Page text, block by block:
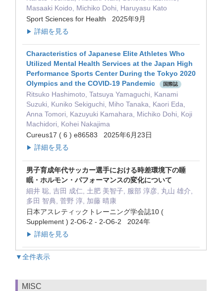
Masaaki Koido, Michiko Dohi, Haruyasu Kato
Sport Sciences for Health 2025年9月
▶ 詳細を見る
Characteristics of Japanese Elite Athletes Who
Utilized Mental Health Services at the Japan High
Performance Sports Center During the Tokyo 2020
Olympics and the COVID-19 Pandemic
国際誌
Ritsuko Hashimoto, Tatsuya Yamaguchi, Kanami
Suzuki, Kuniko Sekiguchi, Miho Tanaka, Kaori Eda,
Anna Tomori, Kazuyuki Kamahara, Michiko Dohi, Koji
Machidori, Kohei Nakajima
Cureus17 ( 6 ) e86583 2025年6月23日
▶ 詳細を見る
男子育成年代サッカー選手における時差環境下の睡
眠・ホルモン・パフォーマンスの変化について
細井 聡, 吉田 成仁, 土肥 美智子, 服部 淳彦, 丸山 雄介,
多田 智典, 菅野 淳, 加藤 晴康
日本アスレティックトレーニング学会誌10 (
Supplement ) 2-O6-2 - 2-O6-2 2024年
▶ 詳細を見る
▼全件表示
MISC